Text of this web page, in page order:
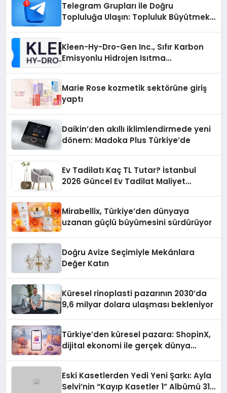
Telegram Grupları ile Doğru
Topluluğa Ulaşın: Topluluk Büyütmek
Kleen-Hy-Dro-Gen Inc., Sıfır Karbon
Emisyonlu Hidrojen Isıtma
Marie Rose kozmetik sektörüne giriş
yaptı
Daikin’den akıllı iklimlendirmede yeni
dönem: Madoka Plus Türkiye’de
Ev Tadilatı Kaç TL Tutar? İstanbul
2026 Güncel Ev Tadilat Maliyet
Mirabellix, Türkiye’den dünyaya
uzanan güçlü büyümesini sürdürüyor
Doğru Avize Seçimiyle Mekânlara
Değer Katın
Küresel rinoplasti pazarının 2030’da
9,6 milyar dolara ulaşması bekleniyor
Türkiye’den küresel pazara: ShopinX,
dijital ekonomi ile gerçek dünya
Eski Kasetlerden Yedi Yeni Şarkı: Ayla
Selvi’nin “Kayıp Kasetler 1” Albümü 31